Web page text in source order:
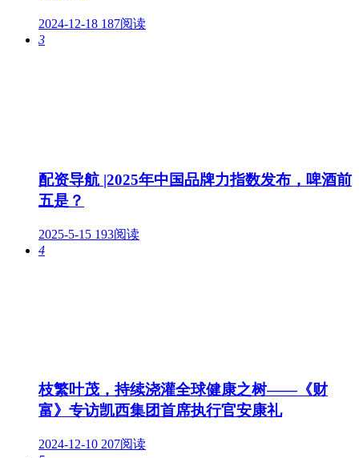
2024-12-18 187阅读
3
配资导航 |2025年中国品牌力指数发布，啤酒前
五是？
2025-5-15 193阅读
4
枝繁叶茂，持续浇灌全球健康之树——《财
富》专访凯西集团首席执行官安康礼
2024-12-10 207阅读